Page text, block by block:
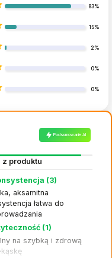
83%
15%
2%
0%
0%
Podsumowanie AI
z produktu
(3)
aksamitna
łatwa do
(1)
na szybką i zdrową